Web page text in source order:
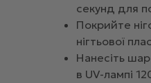
секунд для
Покрийте
нігтьової
Нанесіть
в UV-лампі